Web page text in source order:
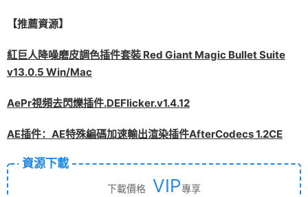
【推薦資源】
紅巨人降噪磨皮調色插件套裝 Red Giant Magic Bullet Suite
v13.0.5 Win/Mac
AePr視頻去閃爍插件.DEFlicker.v1.4.12
AE插件：AE特殊編碼加速輸出渲染插件AfterCodecs 1.2CE
資源下載
下載價格 VIP專享